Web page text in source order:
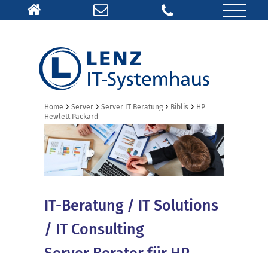
Home › Server › Server IT Beratung › Biblis › HP
Hewlett Packard
IT-Beratung / IT Solutions
/ IT Consulting